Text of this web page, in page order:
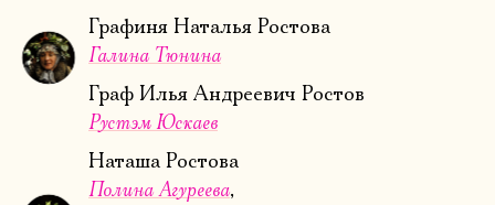
Графиня Наталья Ростова
Галина Тюнина
Граф Илья Андреевич Ростов
Рустэм Юскаев
Наташа Ростова
Полина Агуреева